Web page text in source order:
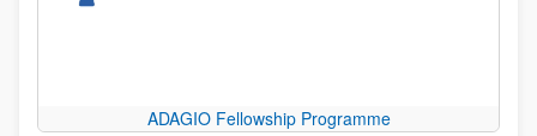
ADAGIO Fellowship Programme